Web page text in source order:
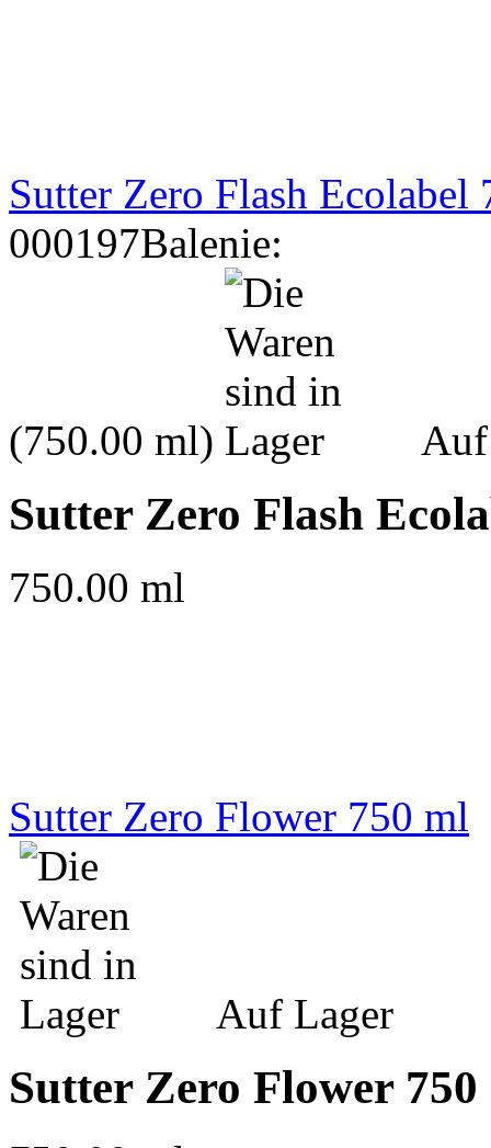
Sutter Zero Flash Ecolabel
000197Balenie:
(750.00 ml)
Sutter Zero Flash
750.00 ml
Sutter Zero Flower 750 ml
Auf Lager
Sutter Zero Flower